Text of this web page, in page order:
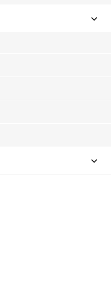

keyboard_arrow_down